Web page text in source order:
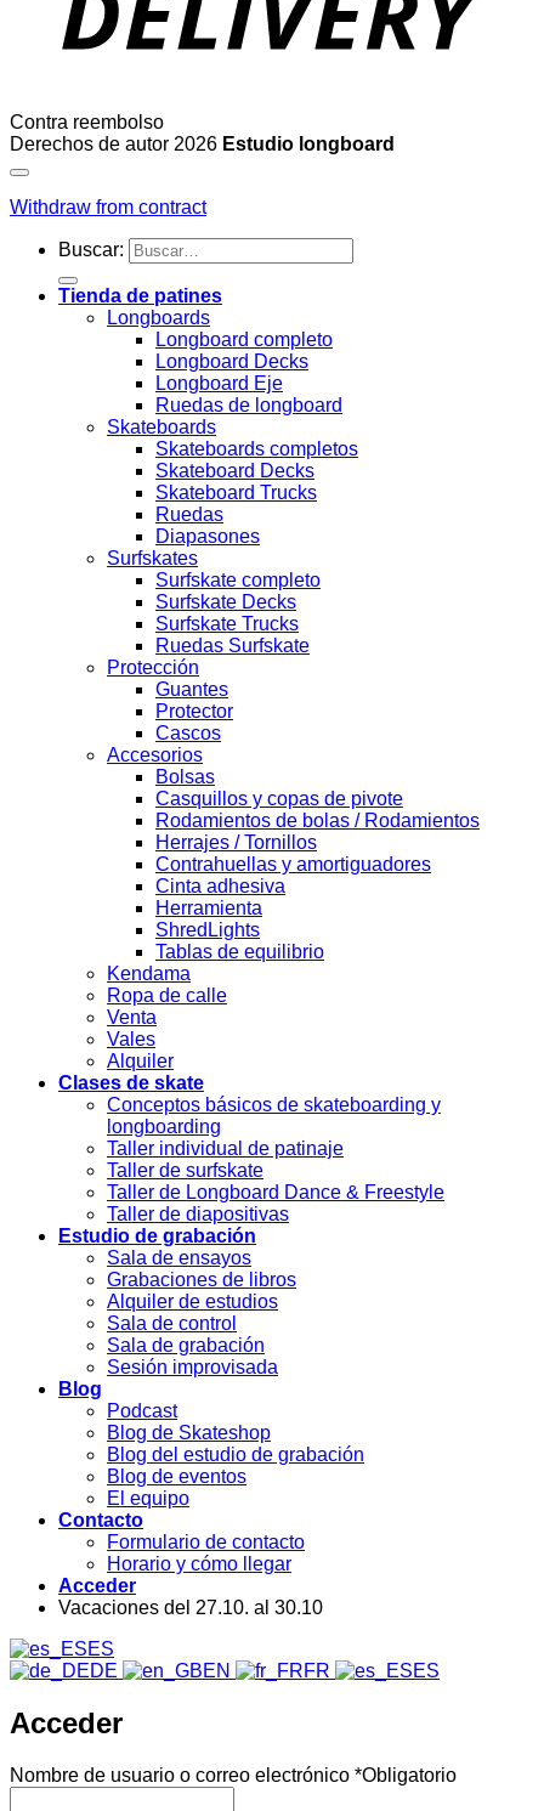
Contra reembolso
Derechos de autor 2026 Estudio longboard
Withdraw from contract
Buscar:
Tienda de patines
Longboards
Longboard completo
Longboard Decks
Longboard Eje
Ruedas de longboard
Skateboards
Skateboards completos
Skateboard Decks
Skateboard Trucks
Ruedas
Diapasones
Surfskates
Surfskate completo
Surfskate Decks
Surfskate Trucks
Ruedas Surfskate
Protección
Guantes
Protector
Cascos
Accesorios
Bolsas
Casquillos y copas de pivote
Rodamientos de bolas / Rodamientos
Herrajes / Tornillos
Contrahuellas y amortiguadores
Cinta adhesiva
Herramienta
ShredLights
Tablas de equilibrio
Kendama
Ropa de calle
Venta
Vales
Alquiler
Clases de skate
Conceptos básicos de skateboarding y
longboarding
Taller individual de patinaje
Taller de surfskate
Taller de Longboard Dance & Freestyle
Taller de diapositivas
Estudio de grabación
Sala de ensayos
Grabaciones de libros
Alquiler de estudios
Sala de control
Sala de grabación
Sesión improvisada
Blog
Podcast
Blog de Skateshop
Blog del estudio de grabación
Blog de eventos
El equipo
Contacto
Formulario de contacto
Horario y cómo llegar
Acceder
Vacaciones del 27.10. al 30.10
ES
DE
EN FR ES
Acceder
Nombre de usuario o correo electrónico *Obligatorio